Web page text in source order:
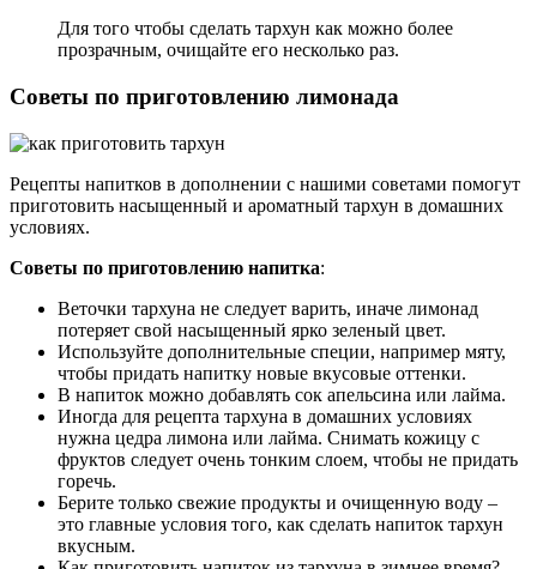
Для того чтобы сделать тархун как можно более
прозрачным, очищайте его несколько раз.
Советы по приготовлению лимонада
Рецепты напитков в дополнении с нашими советами помогут
приготовить насыщенный и ароматный тархун в домашних
условиях.
Советы по приготовлению напитка:
Веточки тархуна не следует варить, иначе лимонад
потеряет свой насыщенный ярко зеленый цвет.
Используйте дополнительные специи, например мяту,
чтобы придать напитку новые вкусовые оттенки.
В напиток можно добавлять сок апельсина или лайма.
Иногда для рецепта тархуна в домашних условиях
нужна цедра лимона или лайма. Снимать кожицу с
фруктов следует очень тонким слоем, чтобы не придать
горечь.
Берите только свежие продукты и очищенную воду –
это главные условия того, как сделать напиток тархун
вкусным.